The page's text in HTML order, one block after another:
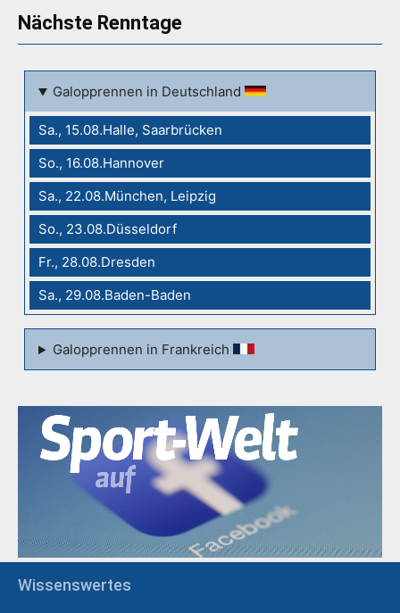
Nächste Renntage
Galopprennen in Deutschland
Sa., 15.08.Halle, Saarbrücken
So., 16.08.Hannover
Sa., 22.08.München, Leipzig
So., 23.08.Düsseldorf
Fr., 28.08.Dresden
Sa., 29.08.Baden-Baden
Galopprennen in Frankreich
Wissenswertes